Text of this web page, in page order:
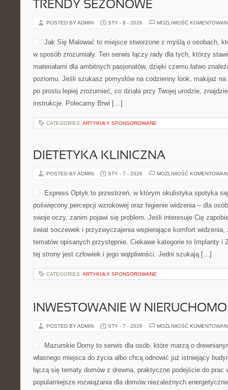
TRENDY SEZONOWE
POSTED BY ADMIN STY - 8 - 2026 MOŻLIWOŚĆ
Jak Się Malować to miejsce stworzone z myślą o osobach,
w sposób zrozumiały. Ten serwis łączy rady dla tych, którzy
materiałami dla ambitnych pasjonatów, dzięki czemu łatwo
poziomu. Jeśli szukasz pomysłów na codzienny look, makijaż
po prostu lepiej zrozumieć, co działa przy Twojej urodzie,
instrukcje. Polecamy Brwi […]
CATEGORIES: ARTYKUŁY SPONSOROWANE
DIETETYKA KLINICZNA
POSTED BY ADMIN STY - 7 - 2026 MOŻLIWOŚĆ
Express Optyk to przestrzeń, w którym okulistyka spotyka
poświęcony percepcji wzrokowej oraz higienie widzenia – dla
swoje oczy, zanim pojawi się problem. Jeśli interesuje Cię
świat soczewek i przyzwyczajenia wspierające komfort
tematów opisanych przystępnie. Ciekawe kategorie to Implanty i
tej strony jest człowiek i jego wątpliwości. Jedni szukają […]
CATEGORIES: ARTYKUŁY SPONSOROWANE
INWESTOWANIE W
POSTED BY ADMIN STY - 7 - 2026 MOŻLIWOŚĆ
Mazurskie Domy to serwis dla osób, które marzą o
własnego miejsca do życia albo chcą odnowić już istniejący
łączą się tematy domów z drewna, praktyczne podejście do prac
popularniejsze rozwiązania dla domów niezależnych